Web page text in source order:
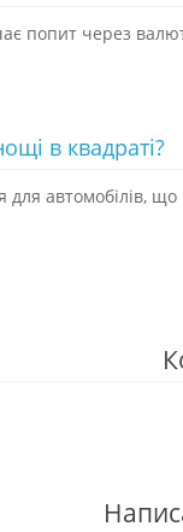
попит через
в квадраті?
для автомобілів, що